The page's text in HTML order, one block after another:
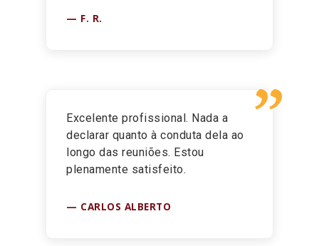
F. R.
”
Excelente profissional. Nada a
declarar quanto à conduta dela ao
longo das reuniões. Estou
plenamente satisfeito.
CARLOS ALBERTO